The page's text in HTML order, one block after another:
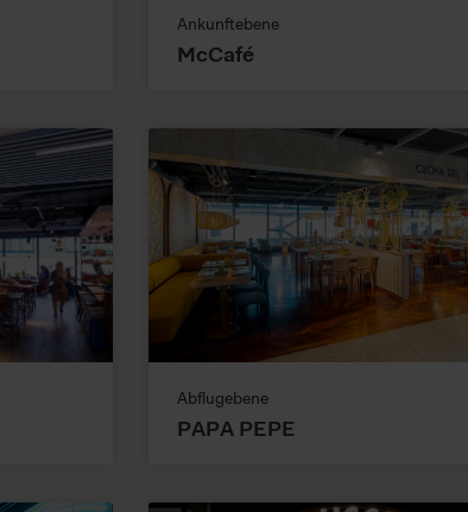
Zwecken wir und unsere Partner Ihre
Ankunftebene
McCafé
Abflugebene
PAPA PEPE